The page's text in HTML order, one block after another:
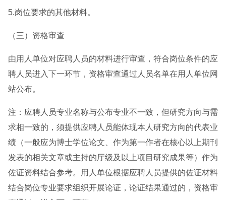
5.岗位要求的其他材料。
（三）资格审查
由用人单位对应聘人员的材料进行审查，符合岗位条件的应
聘人员进入下一环节，资格审查通过人员名单在用人单位网
站公布。
注：应聘人员专业名称与公布专业不一致，但研究方向与需
求相一致的，须提供应聘人员能体现本人研究方向的代表业
绩（一般应为博士学位论文、作为第一作者在核心以上期刊
发表的相关文章或主持的厅级及以上项目研究成果等）作为
佐证资料结合参考。用人单位根据应聘人员提供的佐证材料
结合岗位专业要求组织开展论证，论证结果通过的，资格审